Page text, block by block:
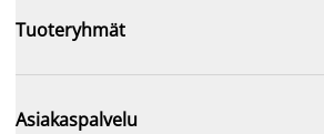
Tuoteryhmät
Asiakaspalvelu